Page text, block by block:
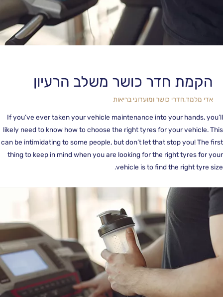
הקמת חדר כושר משלב הרעיון
אדי מלמד,חדרי כושר ומועדוני בריאות
If you’ve ever taken your vehicle maintenance into your hands,
likely need to know how to choose the right tyres for your vehicle.
can be intimidating to some people, but don’t let that stop you! The
thing to keep in mind when you are looking for the right tyres for
vehicle is to find the right tyre